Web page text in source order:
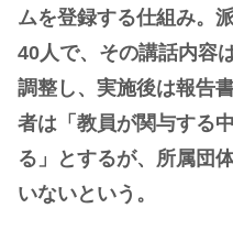
ムを登録する仕組み。
40人で、その講話内容
調整し、実施後は報告
者は「教員が関与する
る」とするが、所属団
いないという。